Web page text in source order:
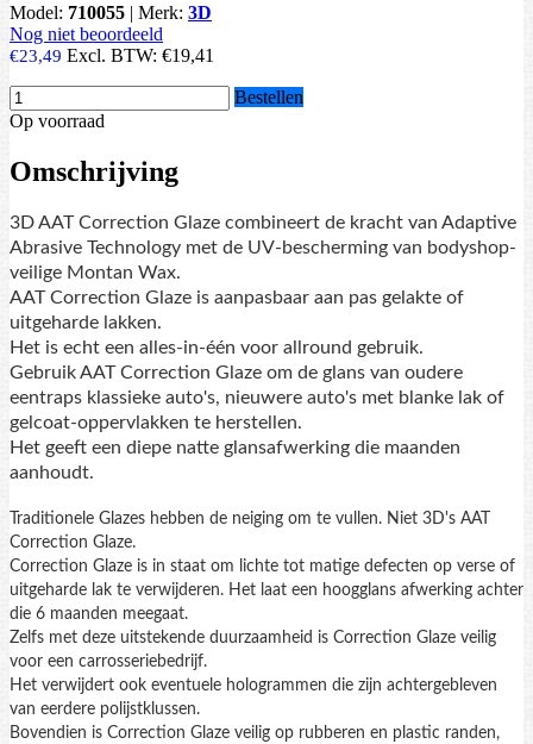
Model: 710055 | Merk: 3D
Nog niet beoordeeld
€23,49 Excl. BTW: €19,41
Bestellen
Op voorraad
Omschrijving
3D AAT Correction Glaze combineert de kracht van Adaptive
Abrasive Technology met de UV-bescherming van bodyshop-
veilige Montan Wax.
AAT Correction Glaze is aanpasbaar aan pas gelakte of
uitgeharde lakken.
Het is echt een alles-in-één voor allround gebruik.
Gebruik AAT Correction Glaze om de glans van oudere
eentraps klassieke auto's, nieuwere auto's met blanke lak of
gelcoat-oppervlakken te herstellen.
Het geeft een diepe natte glansafwerking die maanden
aanhoudt.
Traditionele Glazes hebben de neiging om te vullen. Niet 3D's AAT
Correction Glaze.
Correction Glaze is in staat om lichte tot matige defecten op verse of
uitgeharde lak te verwijderen. Het laat een hoogglans afwerking achter
die 6 maanden meegaat.
Zelfs met deze uitstekende duurzaamheid is Correction Glaze veilig
voor een carrosseriebedrijf.
Het verwijdert ook eventuele hologrammen die zijn achtergebleven
van eerdere polijstklussen.
Bovendien is Correction Glaze veilig op rubberen en plastic randen,